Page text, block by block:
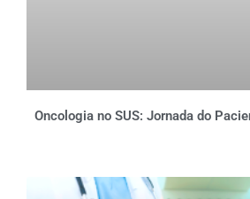
Oncologia no SUS: Jornada do